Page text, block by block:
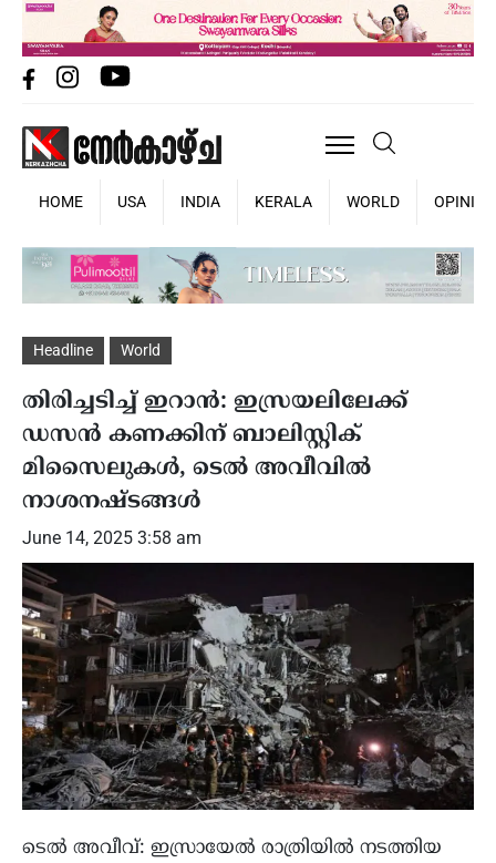
HOME USA INDIA KERALA WORLD OPINION
Headline World
തിരിച്ചടിച്ച് ഇറാൻ: ഇസ്രയലിലേക്ക്
ഡസൻ കണക്കിന് ബാലിസ്റ്റിക്
മിസൈലുകൾ, ടെൽ അവീവിൽ
നാശനഷ്ടങ്ങൾ
June 14, 2025 3:58 am
ടെൽ അവീവ്: ഇസ്രായേൽ രാത്രിയിൽ നടത്തിയ